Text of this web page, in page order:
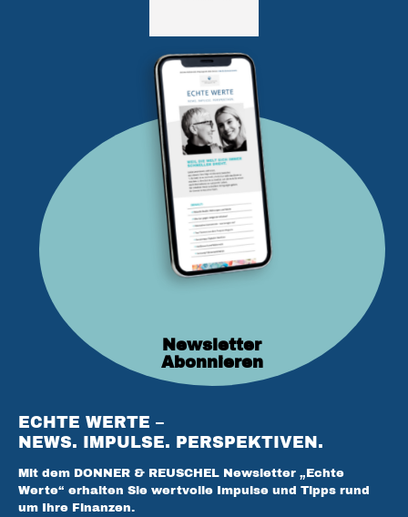
ECHTE WERTE –
NEWS. IMPULSE. PERSPEKTIVEN.
Mit dem DONNER & REUSCHEL Newsletter „Echte
Werte“ erhalten Sie wertvolle Impulse und Tipps rund
um Ihre Finanzen.
Newsletter
Abonnieren